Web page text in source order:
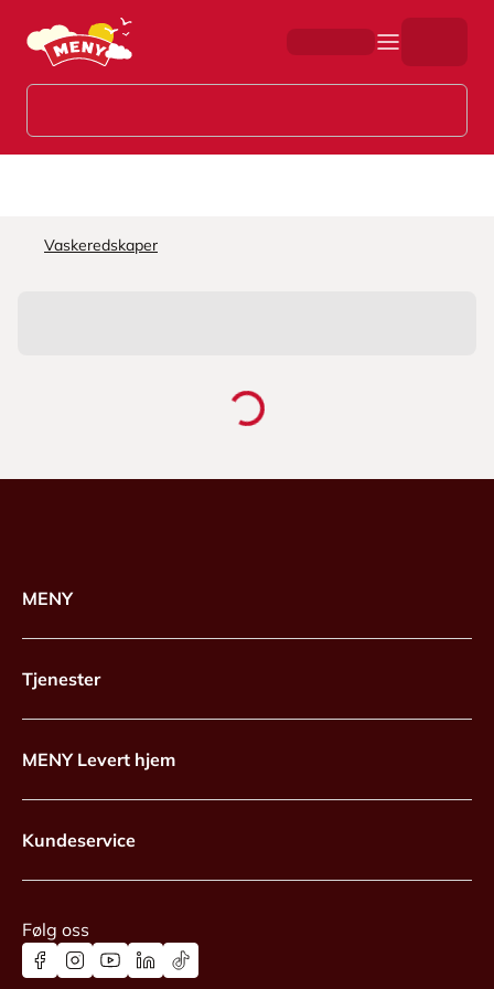
Hopp til hovedinnhold
Vaskeredskaper
MENY
Tjenester
MENY Levert hjem
Kundeservice
Følg oss